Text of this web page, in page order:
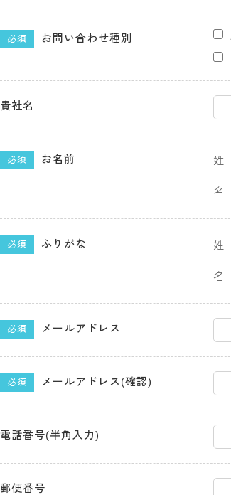
必須 お問い合わせ種別
貴社名
必須 お名前 姓
名
必須 ふりがな 姓
名
必須 メールアドレス
必須 メールアドレス(確認)
電話番号(半角入力)
郵便番号